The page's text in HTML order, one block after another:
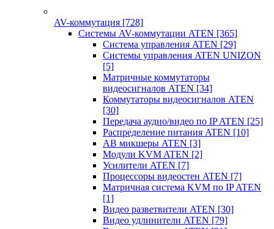
AV-коммутация [728]
Системы AV-коммутации ATEN [365]
Система управления ATEN [29]
Системы управления ATEN UNIZON
[5]
Матричные коммутаторы
видеосигналов ATEN [34]
Коммутаторы видеосигналов ATEN
[30]
Передача аудио/видео по IP ATEN [25]
Распределение питания ATEN [10]
АВ микшеры ATEN [3]
Модули KVM ATEN [2]
Усилители ATEN [7]
Процессоры видеостен ATEN [7]
Матричная система KVM по IP ATEN
[1]
Видео разветвители ATEN [30]
Видео удлинители ATEN [79]